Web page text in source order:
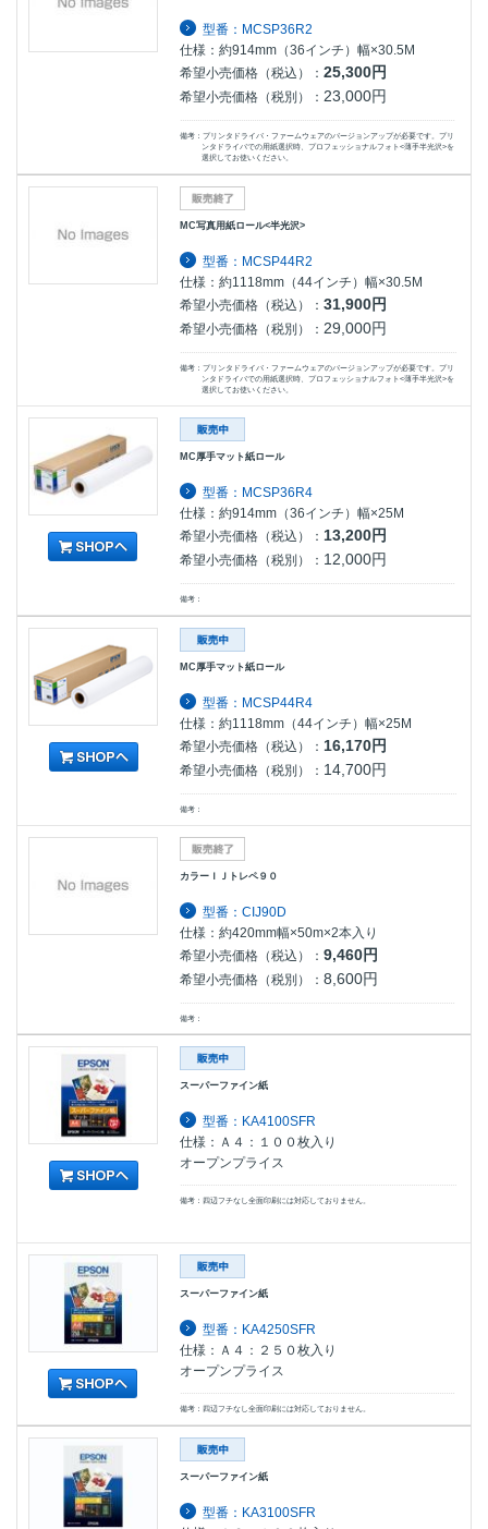
型番：MCSP36R2
仕様：約914mm（36インチ）幅×30.5M
希望小売価格（税込）： 25,300円
希望小売価格（税別）： 23,000円
備考：プリンタドライバ・ファームウェアのバージョンアップが必要です。プリ
ンタドライバでの用紙選択時、プロフェッショナルフォト<薄手半光沢>を
選択してお使いください。
MC写真用紙ロール<半光沢>
型番：MCSP44R2
仕様：約1118mm（44インチ）幅×30.5M
希望小売価格（税込）：31,900円
希望小売価格（税別）： 29,000円
備考：プリンタドライバ・ファームウェアのバージョンアップが必要です。プリ
ンタドライバでの用紙選択時、プロフェッショナルフォト<薄手半光沢>を
選択してお使いください。
MC厚手マット紙ロール
型番：MCSP36R4
仕様：約914mm（36インチ）幅×25M
希望小売価格（税込）： 13,200円
希望小売価格（税別）： 12,000円
備考：
MC厚手マット紙ロール
型番：MCSP44R4
仕様：約1118mm（44インチ）幅×25M
希望小売価格（税込）： 16,170円
希望小売価格（税別）： 14,700円
備考：
カラーＩＪトレペ９０
型番：CIJ90D
仕様：約420mm幅×50m×2本入り
希望小売価格（税込）： 9,460円
希望小売価格（税別）： 8,600円
備考：
スーパーファイン紙
型番：KA4100SFR
仕様：Ａ４：１００枚入り
オープンプライス
備考：四辺フチなし全面印刷には対応しておりません。
スーパーファイン紙
型番：KA4250SFR
仕様：Ａ４：２５０枚入り
オープンプライス
備考：四辺フチなし全面印刷には対応しておりません。
スーパーファイン紙
型番：KA3100SFR